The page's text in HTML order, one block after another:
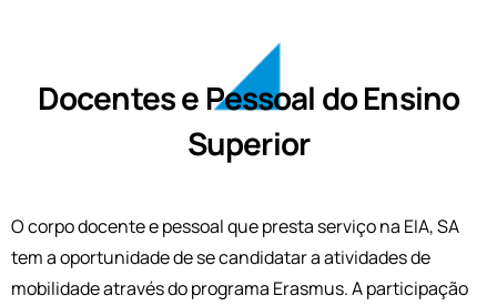
Docentes e Pessoal do Ensino
Superior
O corpo docente e pessoal que presta serviço na EIA, SA
tem a oportunidade de se candidatar a atividades de
mobilidade através do programa Erasmus. A participação